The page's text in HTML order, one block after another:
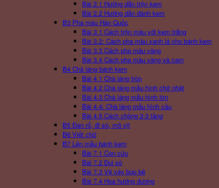
Bài 2.1 Hướng dẫn trộn kem
Bài 2.2 Hướng dẫn đánh kem
B3 Pha màu Hàn Quốc
Bài 3.1 Cách trộn màu với kem trắng
Bài 3.2: Cách pha màu xanh lá cho bánh kem
Bài 3.3 Cách pha màu vàng
Bài 3.4 Cách pha màu vàng và cam
B4 Chà láng bánh kem
Bài 4.1 Chà láng tròn
Bài 4.2 Chà láng mẫu hình chữ nhật
Bài 4.3 Chà láng mẫu hình tim
Bài 4.4: Chà láng mẫu hình cầu
Bài 4.5 Cách chồng 2-3 tầng
B5 Đan rổ, đi sò, mỏ vịt
B6 Viết chữ
B7 Lên mẫu bánh kem
Bài 7.1 Con cừu
Bài 7.2 Đui sò
Bài 7.3 Vẽ váy búp bê
Bài 7.4 Hoa hướng dương